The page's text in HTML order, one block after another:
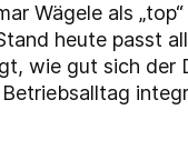
Wägele als
heute passt
wie gut sich der